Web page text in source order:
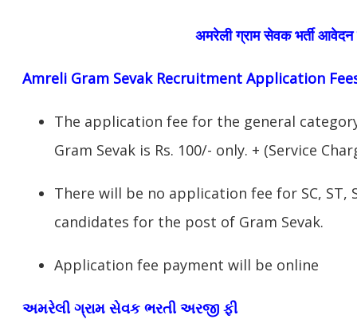
अमरेलीग्राम सेवक भर्ती
Amreli Gram Sevak Recruitment Application
The application fee for the general
Gram Sevak is Rs. 100/- only. + (Service
There will be no application fee for SC, ST,
candidates for the post of Gram Sevak.
Application fee payment will be online
અમરેલી ગ્રામ સેવક ભરતી અરજી ફી